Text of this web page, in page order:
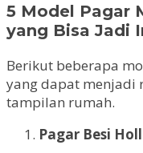
5 Model Pagar
yang Bisa Jadi
Berikut beberapa
yang dapat menjadi
tampilan rumah.
Pagar Besi